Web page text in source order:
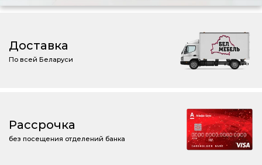
Доставка
По всей Беларуси
Рассрочка
без посещения отделений банка